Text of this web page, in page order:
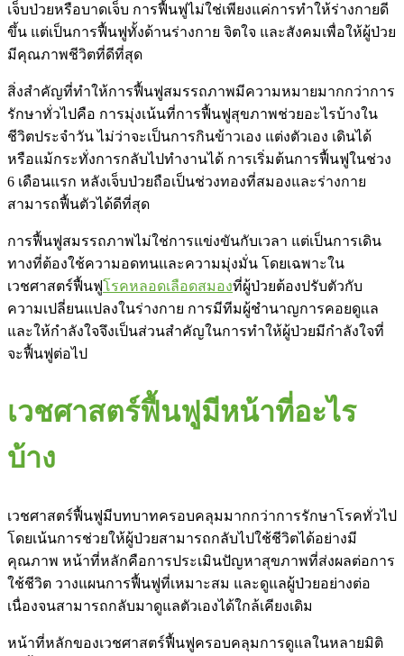
เจ็บป่วยหรือบาดเจ็บ การฟื้นฟูไม่ใช่เพียงแค่การทำให้ร่างกายดี
ขึ้น แต่เป็นการฟื้นฟูทั้งด้านร่างกาย จิตใจ และสังคมเพื่อให้ผู้ป่วย
มีคุณภาพชีวิตที่ดีที่สุด
สิ่งสำคัญที่ทำให้การฟื้นฟูสมรรถภาพมีความหมายมากกว่าการ
รักษาทั่วไปคือ การมุ่งเน้นที่การฟื้นฟูสุขภาพช่วยอะไรบ้างใน
ชีวิตประจำวัน ไม่ว่าจะเป็นการกินข้าวเอง แต่งตัวเอง เดินได้
หรือแม้กระทั่งการกลับไปทำงานได้ การเริ่มต้นการฟื้นฟูในช่วง
6 เดือนแรก หลังเจ็บป่วยถือเป็นช่วงทองที่สมองและร่างกาย
สามารถฟื้นตัวได้ดีที่สุด
การฟื้นฟูสมรรถภาพไม่ใช่การแข่งขันกับเวลา แต่เป็นการเดิน
ทางที่ต้องใช้ความอดทนและความมุ่งมั่น โดยเฉพาะใน
เวชศาสตร์ฟื้นฟูโรคหลอดเลือดสมองที่ผู้ป่วยต้องปรับตัวกับ
ความเปลี่ยนแปลงในร่างกาย การมีทีมผู้ชำนาญการคอยดูแล
และให้กำลังใจจึงเป็นส่วนสำคัญในการทำให้ผู้ป่วยมีกำลังใจที่
จะฟื้นฟูต่อไป
เวชศาสตร์ฟื้นฟูมีหน้าที่อะไร
บ้าง
เวชศาสตร์ฟื้นฟูมีบทบาทครอบคลุมมากกว่าการรักษาโรคทั่วไป
โดยเน้นการช่วยให้ผู้ป่วยสามารถกลับไปใช้ชีวิตได้อย่างมี
คุณภาพ หน้าที่หลักคือการประเมินปัญหาสุขภาพที่ส่งผลต่อการ
ใช้ชีวิต วางแผนการฟื้นฟูที่เหมาะสม และดูแลผู้ป่วยอย่างต่อ
เนื่องจนสามารถกลับมาดูแลตัวเองได้ใกล้เคียงเดิม
หน้าที่หลักของเวชศาสตร์ฟื้นฟูครอบคลุมการดูแลในหลายมิติ